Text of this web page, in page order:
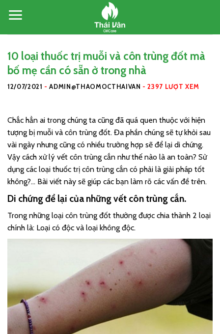
10 loại thuốc trị muỗi và côn trùng đốt mà
bố mẹ cần có sẵn ở trong nhà
12/07/2021 -ADMIN@THAOMOCTHAIVAN -2397 LƯỢT XEM
Chắc hẳn ai trong chúng ta cũng đã quá quen thuộc với hiện
tượng bị muỗi và côn trùng đốt. Đa phần chúng sẽ tự khỏi sau
vài ngày nhưng cũng có nhiều trường hợp sẽ để lại di chứng.
Vậy cách xử lý vết côn trùng cắn như thế nào là an toàn? Sử
dụng các loại thuốc trị côn trùng cắn có phải là giải pháp tốt
không?… Bài viết này sẽ giúp các bạn làm rõ các vấn đề trên.
Di chứng để lại của những vết côn trùng cắn.
Trong những loại côn trùng đốt thường được chia thành 2 loại
chính là: Loại có độc và loại không độc.